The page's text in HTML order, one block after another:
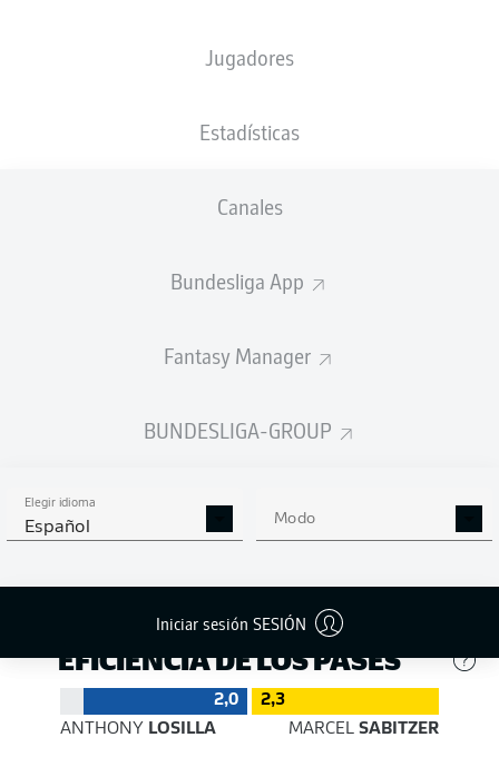
Jugadores
Estadísticas
Canales
Bundesliga App
Fantasy Manager
BUNDESLIGA-GROUP
Elegir idioma
Español Modo
Iniciar sesión SESIÓN
(%)
253 503
EFICIENCIA DE LOS PASES
2,0
2,3
ANTHONY LOSILLA MARCELSABITZER